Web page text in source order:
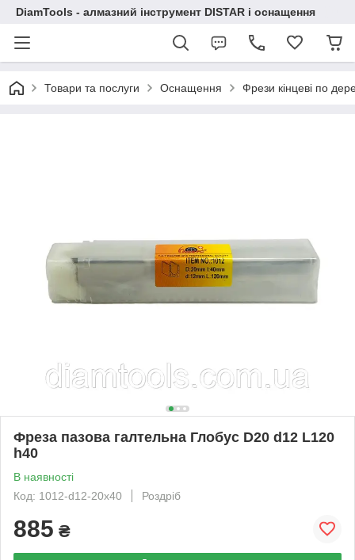
DiamTools - алмазний інструмент DISTAR і оснащення
Товари та послуги Оснащення Фрези кінцеві по
Фреза пазова галтельна Глобус D20 d12 L120
h40
В наявності
Код: 1012-d12-20x40
Роздріб
885 ₴